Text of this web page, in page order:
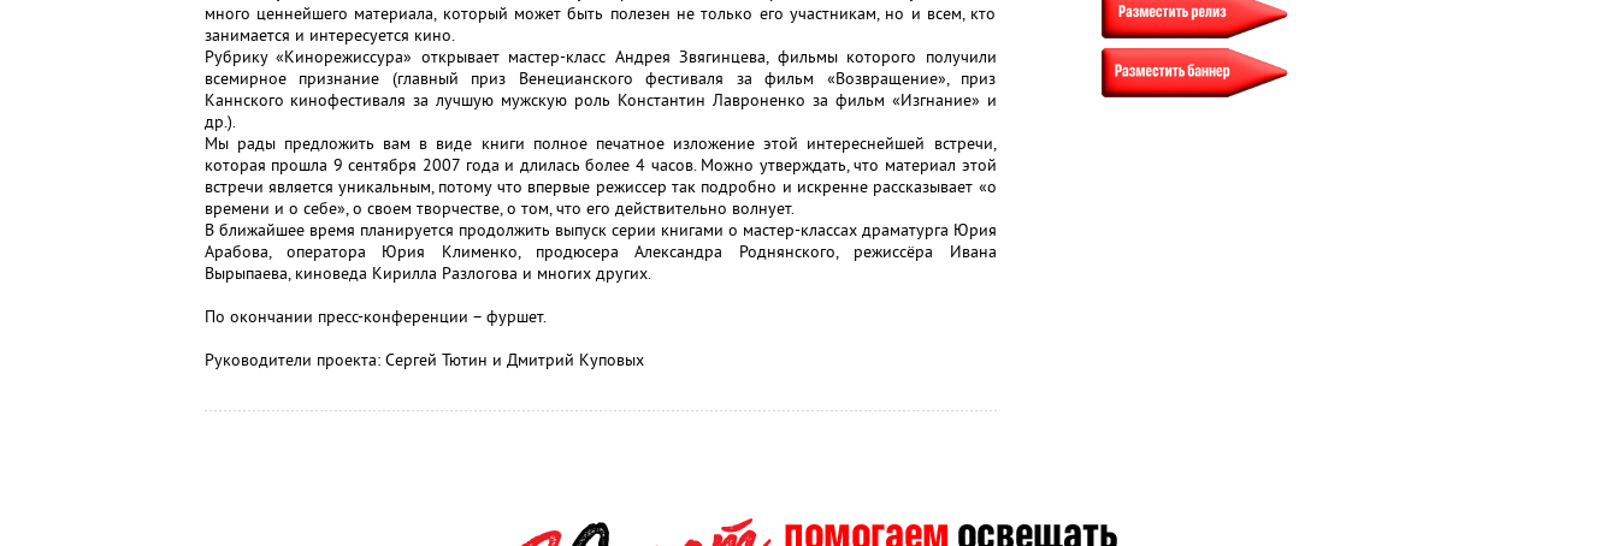
много ценнейшего материала, который может быть полезен не только его участникам, но и всем, кто
занимается и интересуется кино.
Рубрику «Кинорежиссура» открывает мастер-класс Андрея Звягинцева, фильмы которого получили
всемирное признание (главный приз Венецианского фестиваля за фильм «Возвращение», приз
Каннского кинофестиваля за лучшую мужскую роль Константин Лавроненко за фильм «Изгнание» и
др.).
Мы рады предложить вам в виде книги полное печатное изложение этой интереснейшей встречи,
которая прошла 9 сентября 2007 года и длилась более 4 часов. Можно утверждать, что материал этой
встречи является уникальным, потому что впервые режиссер так подробно и искренне рассказывает «о
времени и о себе», о своем творчестве, о том, что его действительно волнует.
В ближайшее время планируется продолжить выпуск серии книгами о мастер-классах драматурга Юрия
Арабова, оператора Юрия Клименко, продюсера Александра Роднянского, режиссёра Ивана
Вырыпаева, киноведа Кирилла Разлогова и многих других.
По окончании пресс-конференции – фуршет.
Руководители проекта: Сергей Тютин и Дмитрий Куповых